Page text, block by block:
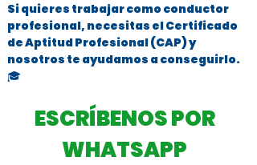
Si quieres trabajar como conductor
profesional, necesitas el Certificado
de Aptitud Profesional (CAP) y
nosotros te ayudamos a conseguirlo.
🎓
ESCRÍBENOS POR
WHATSAPP